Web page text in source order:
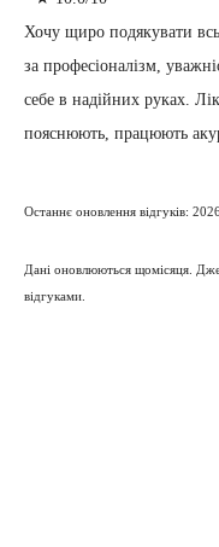
Хочу щиро подякувати
за професіоналізм,
себе в надійних руках.
пояснюють, працюють
Останнє оновлення відгуків:
Дані оновлюються щомісяця.
відгуками.